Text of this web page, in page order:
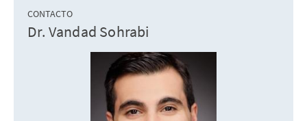
CONTACTO
Dr. Vandad Sohrabi